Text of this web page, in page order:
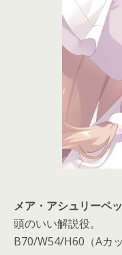
メア・アシュリーペ
頭のいい解説役。
B70/W54/H60（Aカ